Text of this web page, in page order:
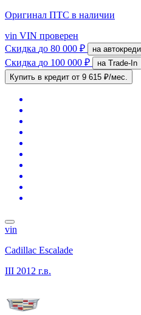
Оригинал ПТС в наличии
vin VIN проверен
Скидка до 80 000 ₽ на
Скидка до 100 000 ₽
на Trade-In
Купить в кредит от 9 615 ₽/мес.
vin
Cadillac Escalade
III 2012 г.в.